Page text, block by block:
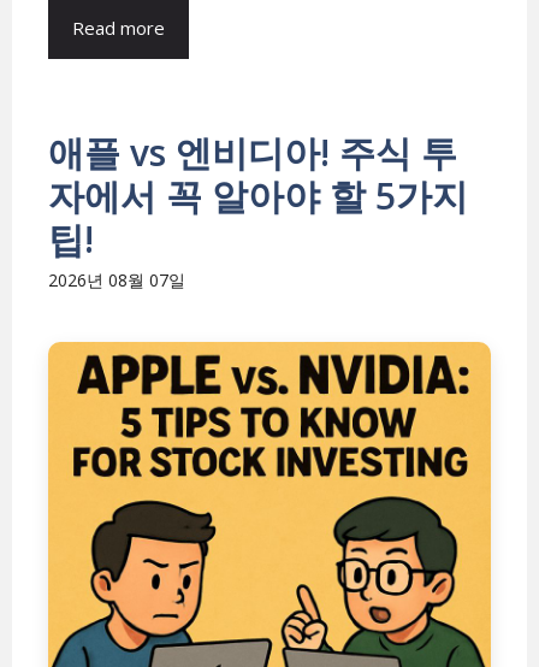
Read more
애플 vs 엔비디아! 주식 투
자에서 꼭 알아야 할 5가지
팁!
2026년 08월 07일